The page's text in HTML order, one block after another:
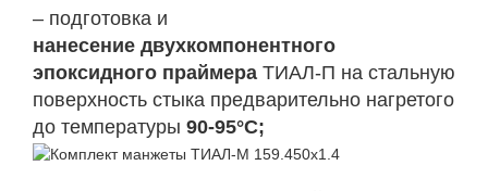
– подготовка и
нанесение двухкомпонентного
эпоксидного праймера ТИАЛ-П на стальную
поверхность стыка предварительно нагретого
до температуры 90-95°С;